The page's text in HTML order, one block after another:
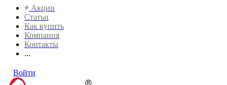
Акции
Статьи
Как купить
Компания
Контакты
...
Войти